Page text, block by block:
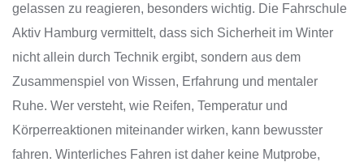
gelassen zu reagieren, besonders wichtig. Die Fahrschule
Aktiv Hamburg vermittelt, dass sich Sicherheit im Winter
nicht allein durch Technik ergibt, sondern aus dem
Zusammenspiel von Wissen, Erfahrung und mentaler
Ruhe. Wer versteht, wie Reifen, Temperatur und
Körperreaktionen miteinander wirken, kann bewusster
fahren. Winterliches Fahren ist daher keine Mutprobe,